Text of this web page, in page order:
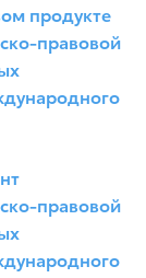
продукте
правовой
правовой